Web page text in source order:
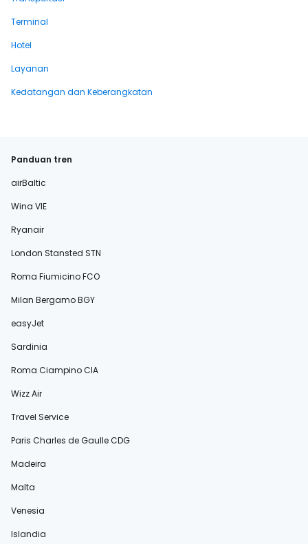
Terminal
Hotel
Layanan
Kedatangan dan Keberangkatan
Panduan tren
airBaltic
Wina VIE
Ryanair
London Stansted STN
Roma Fiumicino FCO
Milan Bergamo BGY
easyJet
Sardinia
Roma Ciampino CIA
Wizz Air
Travel Service
Paris Charles de Gaulle CDG
Madeira
Malta
Venesia
Islandia